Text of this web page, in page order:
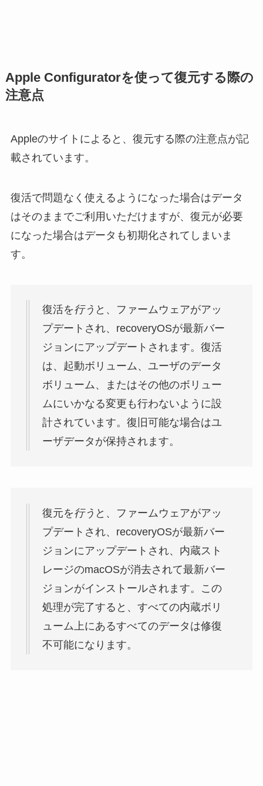
Apple Configuratorを使って復元する際の
注意点
Appleのサイトによると、復元する際の注意点が記
載されています。
復活で問題なく使えるようになった場合はデータ
はそのままでご利用いただけますが、復元が必要
になった場合はデータも初期化されてしまいま
す。
復活を行う と、ファームウェアがアッ
プデートされ、recoveryOSが最新バー
ジョンにアップデートされます。復活
は、起動ボリューム、ユーザのデータ
ボリューム、またはその他のボリュー
ムにいかなる変更も行わないように設
計されています。復旧可能な場合はユ
ーザデータが保持されます。
復元を行う と、ファームウェアがアッ
プデートされ、recoveryOSが最新バー
ジョンにアップデートされ、内蔵スト
レージのmacOSが消去されて最新バー
ジョンがインストールされます。この
処理が完了すると、すべての内蔵ボリ
ューム上にあるすべてのデータは修復
不可能になります。